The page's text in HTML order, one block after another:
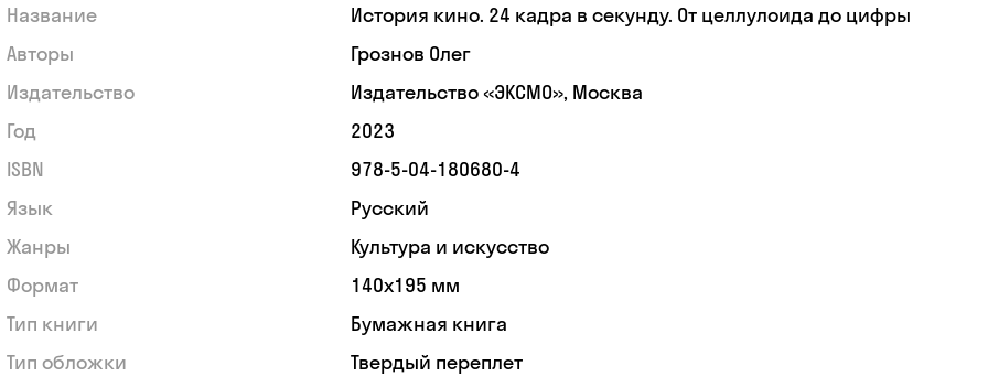
Название
История кино. 24 кадра в секунду. От целлулоида до цифры
Авторы
Грознов Олег
Издательство
Издательство «ЭКСМО», Москва
Год
2023
ISBN
978-5-04-180680-4
Язык
Русский
Жанры
Культура и искусство
Формат
140x195 мм
Тип книги
Бумажная книга
Тип обложки
Твердый переплет